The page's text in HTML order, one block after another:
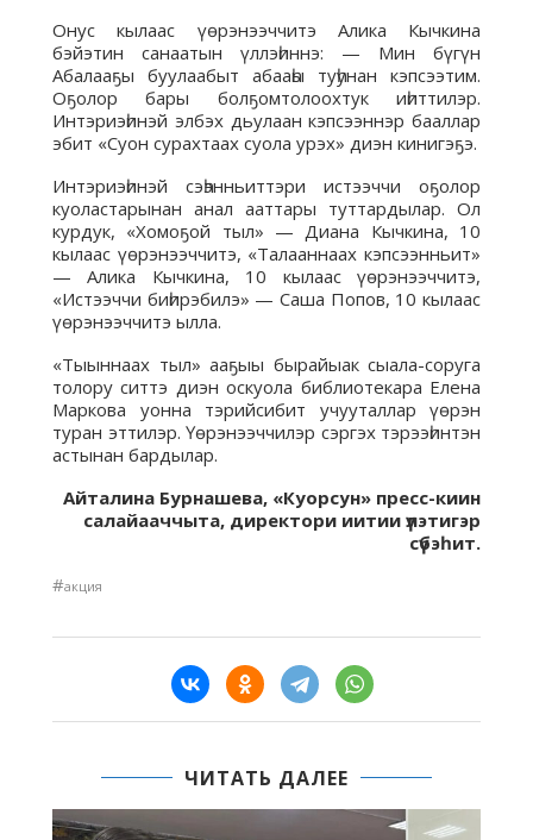
Онус кылаас үөрэнээччитэ Алика Кычкина
бэйэтин санаатын үллэһиннэ: — Мин бүгүн
Абалааҕы буулаабыт абааһы туһунан кэпсээтим.
Оҕолор бары болҕомтолоохтук иһиттилэр.
Интэриэһинэй элбэх дьулаан кэпсээннэр бааллар
эбит «Суон сурахтаах суола урэх» диэн кинигэҕэ.
Интэриэһинэй сэһэнньиттэри истээччи оҕолор
куоластарынан анал ааттары туттардылар. Ол
курдук, «Хомоҕой тыл» — Диана Кычкина, 10
кылаас үөрэнээччитэ, «Талааннаах кэпсээнньит»
— Алика Кычкина, 10 кылаас үөрэнээччитэ,
«Истээччи биһирэбилэ» — Саша Попов, 10 кылаас
үөрэнээччитэ ылла.
«Тыыннаах тыл» ааҕыы бырайыак сыала-соруга
толору ситтэ диэн оскуола библиотекара Елена
Маркова уонна тэрийсибит учууталлар үөрэн
туран эттилэр. Үөрэнээччилэр сэргэх тэрээһинтэн
астынан бардылар.
Айталина Бурнашева, «Куорсун» пресс-киин
салайааччыта, директори иитии үлэтигэр
сүбэһит.
#акция
ЧИТАТЬ ДАЛЕЕ